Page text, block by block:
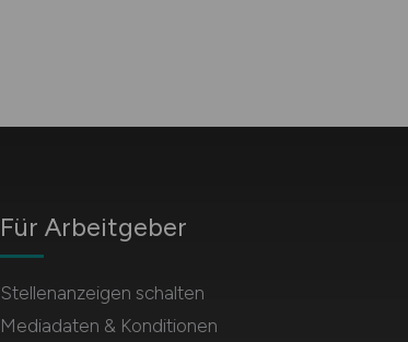
Für Arbeitgeber
Stellenanzeigen schalten
Mediadaten & Konditionen